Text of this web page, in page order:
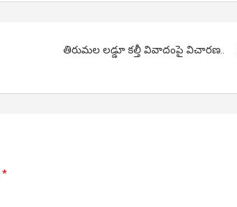
తిరుమల లడ్డూ కల్తీ వివాదంపై విచారణ..
*